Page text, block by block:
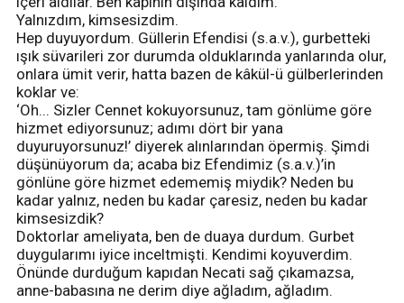
Yalnızdım, kimsesizdim.
Hep duyuyordum. Güllerin Efendisi (s.a.v.), gurbetteki
ışık süvarileri zor durumda olduklarında yanlarında olur,
onlara ümit verir, hatta bazen de kâkül-ü gülberlerinden
koklar ve:
‘Oh... Sizler Cennet kokuyorsunuz, tam gönlüme göre
hizmet ediyorsunuz; adımı dört bir yana
duyuruyorsunuz!’ diyerek alınlarından öpermiş. Şimdi
düşünüyorum da; acaba biz Efendimiz (s.a.v.)’in
gönlüne göre hizmet edememiş miydik? Neden bu
kadar yalnız, neden bu kadar çaresiz, neden bu kadar
kimsesizdik?
Doktorlar ameliyata, ben de duaya durdum. Gurbet
duygularımı iyice inceltmişti. Kendimi koyuverdim.
Önünde durduğum kapıdan Necati sağ çıkamazsa,
anne-babasına ne derim diye ağladım, ağladım.